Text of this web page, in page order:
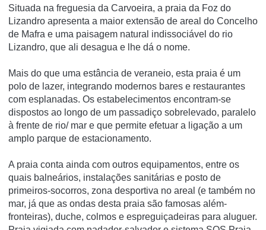
Situada na freguesia da Carvoeira, a praia da Foz do
Lizandro apresenta a maior extensão de areal do Concelho
de Mafra e uma paisagem natural indissociável do rio
Lizandro, que ali desagua e lhe dá o nome.
Mais do que uma estância de veraneio, esta praia é um
polo de lazer, integrando modernos bares e restaurantes
com esplanadas. Os estabelecimentos encontram-se
dispostos ao longo de um passadiço sobrelevado, paralelo
à frente de rio/ mar e que permite efetuar a ligação a um
amplo parque de estacionamento.
A praia conta ainda com outros equipamentos, entre os
quais balneários, instalações sanitárias e posto de
primeiros-socorros, zona desportiva no areal (e também no
mar, já que as ondas desta praia são famosas além-
fronteiras), duche, colmos e espreguiçadeiras para aluguer.